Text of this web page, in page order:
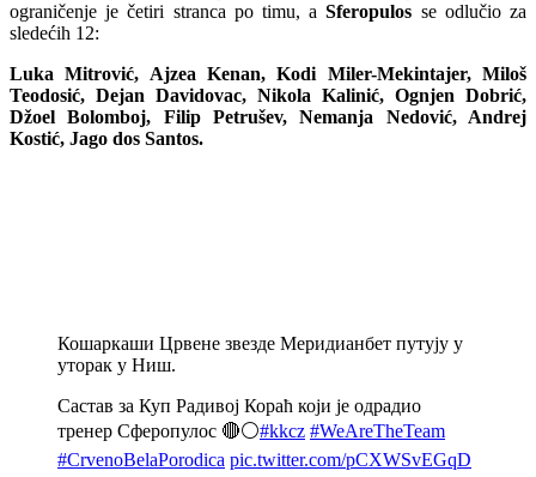
ograničenje je četiri stranca po timu, aSferopulos se odlučio za
sledećih 12:
Luka Mitrović, Ajzea Kenan, Kodi Miler-Mekintajer, Miloš
Teodosić, Dejan Davidovac, Nikola Kalinić, Ognjen Dobrić,
Džoel Bolomboj, Filip Petrušev, Nemanja Nedović, Andrej
Kostić, Jago dos Santos.
Кошаркаши Црвене звезде Меридианбет путују у
уторак у Ниш.
Састав за Куп Радивој Кораћ који је одрадио
тренер Сферопулос 🔴⚪️#kkcz #WeAreTheTeam
#CrvenoBelaPorodica pic.twitter.com/pCXWSvEGqD